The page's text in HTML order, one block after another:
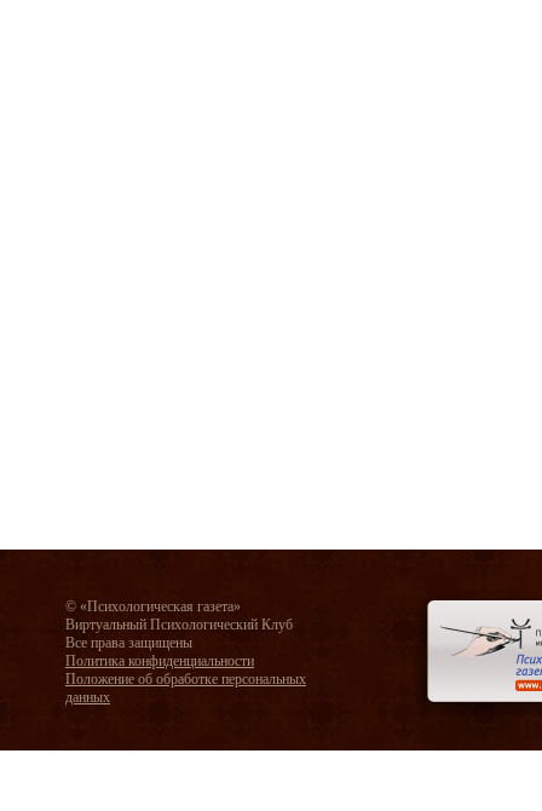
© «Психологическая газета»
Виртуальный Психологический Клуб
Все права защищены
Политика конфиденциальности
Положение об обработке персональных
данных